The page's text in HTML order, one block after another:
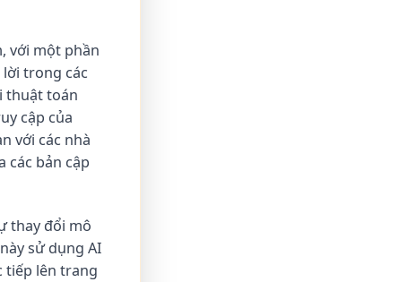
với một phần
trong các
thuật toán
cập của
với các nhà
các bản cập
thay đổi mô
sử dụng AI
tiếp lên trang